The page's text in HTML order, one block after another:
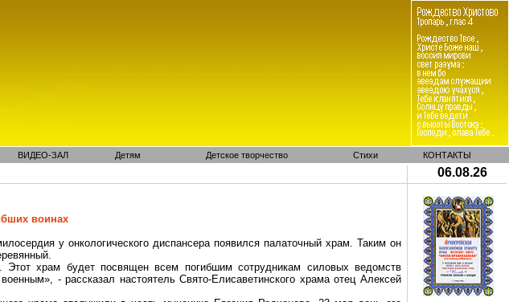
ВИДЕО-ЗАЛ Детям Детское творчество Стихи КОНТАКТЫ
06.08.26
воинах
у онкологического диспансера появился палаточный храм. Таким он
Этот храм будет посвящен всем погибшим сотрудникам силовых ведомств
- рассказал настоятельСвято-Елисаветинского храма отец Алексей